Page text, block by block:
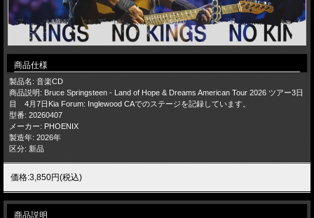
商品仕様
製品名: 音楽CD
商品説明: Bruce Springsteen - Land of Hope & Dreams American Tour 2026 ツアー3日
目 4月7日Kia Forum: Inglewood CAでのステージを記録しています。
型番: 20260407
メーカー: PHOENIX
製造年: 2026年
区分: 新品
価格:3,850円(税込)
商品説明